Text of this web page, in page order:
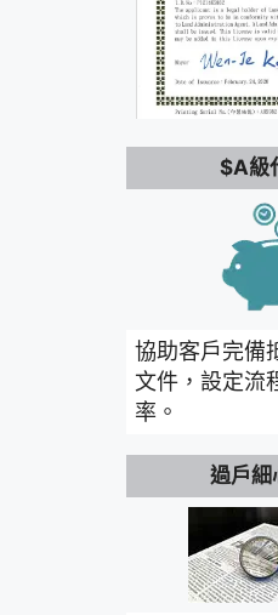
$A級
協助客戶完備
文件，設定流
率。
過戶細